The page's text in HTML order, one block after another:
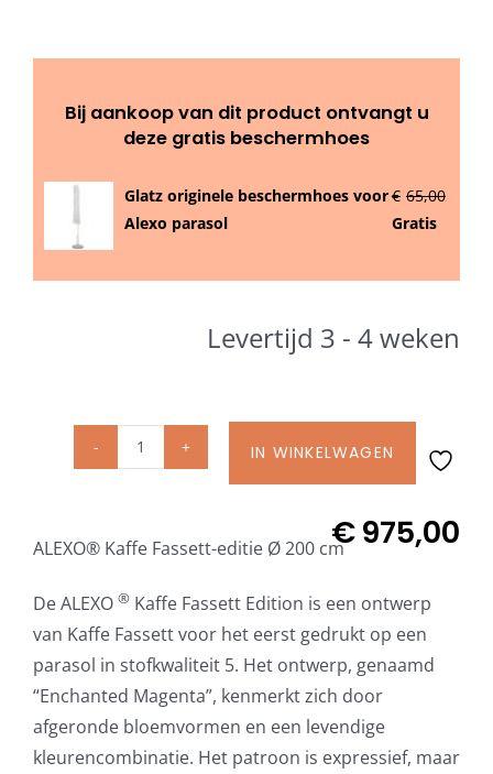
Verlichting
Glatz Vita Collectie
Glatz parasoldoeken
Glatz stofstalen collectie Sampleboeken
Umbrosa en Paraflex parasoldoeken
Onze merken
Bij aankoop van dit product ontvangt u
deze gratis beschermhoes
Glatz originele beschermhoes voor
Alexo parasol
€ 65,00
Gratis
Levertijd 3 - 4 weken
ALEXO®
editie
volant
Ø
220
cm
aantal
IN WINKELWAGEN
€975,00
ALEXO® Kaffe Fassett-editie Ø 200 cm
De ALEXO ®Kaffe Fassett Edition is een ontwerp
van Kaffe Fassett voor het eerst gedrukt op een
parasol in stofkwaliteit 5. Het ontwerp, genaamd
“Enchanted Magenta”, kenmerkt zich door
afgeronde bloemvormen en een levendige
kleurencombinatie. Het patroon is expressief, maar